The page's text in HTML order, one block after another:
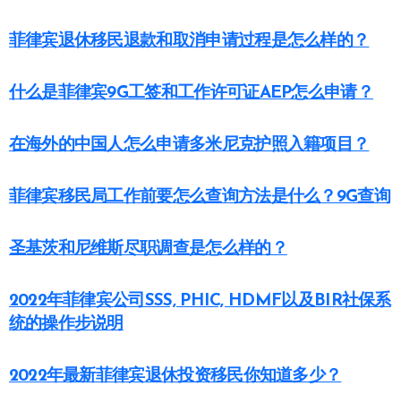
菲律宾退休移民退款和取消申请过程是怎么样的？
什么是菲律宾9G工签和工作许可证AEP怎么申请？
在海外的中国人怎么申请多米尼克护照入籍项目？
菲律宾移民局工作前要怎么查询方法是什么？9G查询
圣基茨和尼维斯尽职调查是怎么样的？
2022年菲律宾公司SSS, PHIC, HDMF以及BIR社保系
统的操作步说明
2022年最新菲律宾退休投资移民你知道多少？